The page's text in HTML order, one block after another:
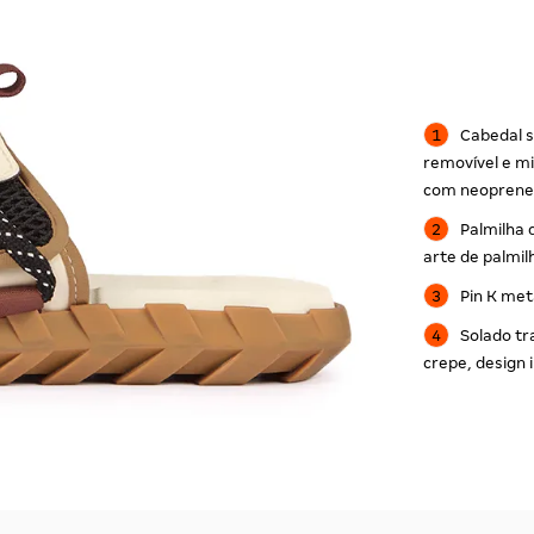
Cabedal
removível e
com neoprene
Palmilha
arte de
Pin K
Solado
crepe, design